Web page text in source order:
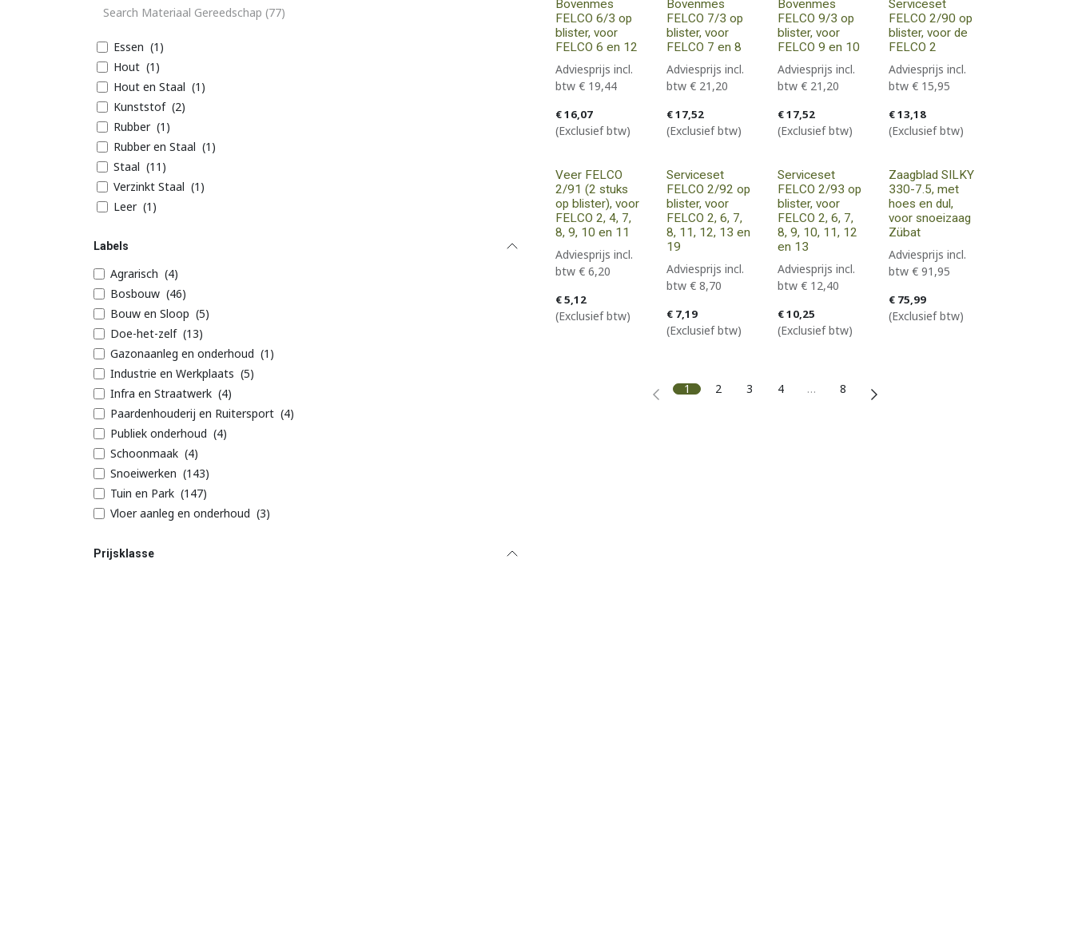
Essen (1)
Hout (1)
Hout en Staal (1)
Kunststof (2)
Rubber (1)
Rubber en Staal (1)
Staal (11)
Verzinkt Staal (1)
Leer (1)
Labels
Agrarisch (4)
Bosbouw (46)
Bouw en Sloop (5)
Doe-het-zelf (13)
Gazonaanleg en onderhoud (1)
Industrie en Werkplaats (5)
Infra en Straatwerk (4)
Paardenhouderij en Ruitersport (4)
Publiek onderhoud (4)
Schoonmaak (4)
Snoeiwerken (143)
Tuin en Park (147)
Vloer aanleg en onderhoud (3)
Prijsklasse
Bovenmes
FELCO 6/3 op
blister, voor
FELCO 6 en 12
€16,07
(Exclusief btw)
Adviesprijs incl.
btw € 19,44
Bovenmes
FELCO 7/3 op
blister, voor
FELCO 7 en 8
€17,52
(Exclusief btw)
Adviesprijs incl.
btw € 21,20
Bovenmes
FELCO 9/3 op
blister, voor
FELCO 9 en 10
€17,52
(Exclusief btw)
Adviesprijs incl.
btw € 21,20
Serviceset
FELCO 2/90 op
blister, voor de
FELCO 2
€13,18
(Exclusief btw)
Adviesprijs incl.
btw € 15,95
Veer FELCO
2/91 (2 stuks
op blister), voor
FELCO 2, 4, 7,
8, 9, 10 en 11
€5,12
(Exclusief btw)
Adviesprijs incl.
btw € 6,20
Serviceset
FELCO 2/92 op
blister, voor
FELCO 2, 6, 7,
8, 11, 12, 13 en
19
€ 7,19
(Exclusief btw)
Adviesprijs incl.
btw € 8,70
Serviceset
FELCO 2/93 op
blister, voor
FELCO 2, 6, 7,
8, 9, 10, 11, 12
en 13
€10,25
(Exclusief btw)
Adviesprijs incl.
btw € 12,40
Zaagblad SILKY
330-7.5, met
hoes en dul,
voor snoeizaag
Zübat
€ 75,99
(Exclusief btw)
Adviesprijs incl.
btw € 91,95
1 2 3 4 … 8